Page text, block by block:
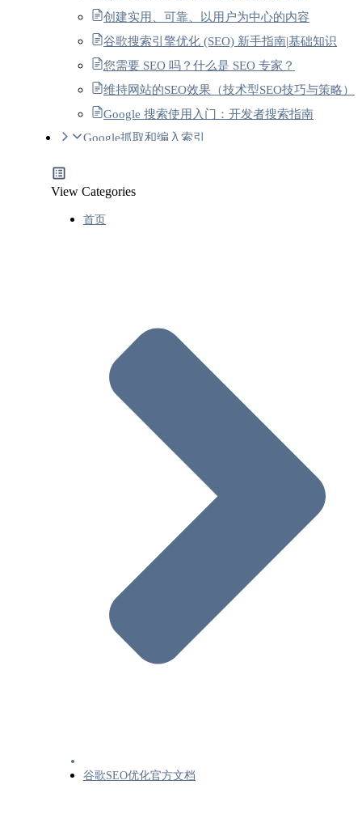
创建实用、可靠、以用户为中心的内容
谷歌搜索引擎优化 (SEO) 新手指南|基础知识
您需要 SEO 吗？什么是 SEO 专家？
维持网站的SEO效果（技术型SEO技巧与策略）
Google 搜索使用入门：开发者搜索指南
Google抓取和编入索引
则)
了解站点地图(什么是站点地图Sitemap）
创建和提交站点地图(Sitemap格式规范)
使用站点地图索引文件管理站点地图(拆分
图片站点地图格式和规范
Google新闻站点地图格式和规范
视频站点地图和替代方案(视频站点地图示
如何结合使用站点地图扩展
请求 Google 重新抓取您的网站网址
减慢Googlebot的抓取速度
验证Googlebot和其他Google抓取工具
面向大型网站所有者的抓取预算管理指南
HTTP 状态代码以及网络连接错误和 DNS
误对 Google 搜索有何影响
Feedfetcher
View Categories
首页
谷歌SEO优化官方文档